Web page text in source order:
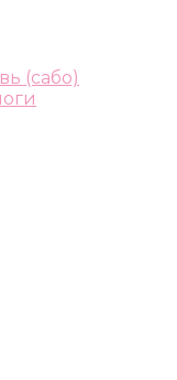
(сабо)